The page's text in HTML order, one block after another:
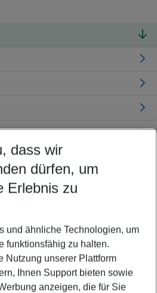
suits your best
5-8 nights
dass wir
dürfen, um
Erlebnis zu
und ähnliche Technologien, um
funktionsfähig zu halten.
Nutzung unserer Plattform
Ihnen Support bieten sowie
anzeigen, die für Sie